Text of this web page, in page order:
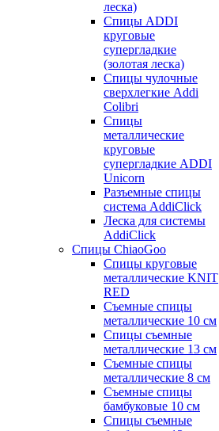
леска)
Спицы ADDI
круговые
супергладкие
(золотая леска)
Спицы чулочные
сверхлегкие Addi
Colibri
Спицы
металлические
круговые
супергладкие ADDI
Unicorn
Разъемные спицы
система AddiClick
Леска для системы
AddiClick
Спицы ChiaoGoo
Спицы круговые
металлические KNIT
RED
Съемные спицы
металлические 10 см
Спицы съемные
металлические 13 см
Съемные спицы
металлические 8 см
Съемные спицы
бамбуковые 10 см
Спицы съемные